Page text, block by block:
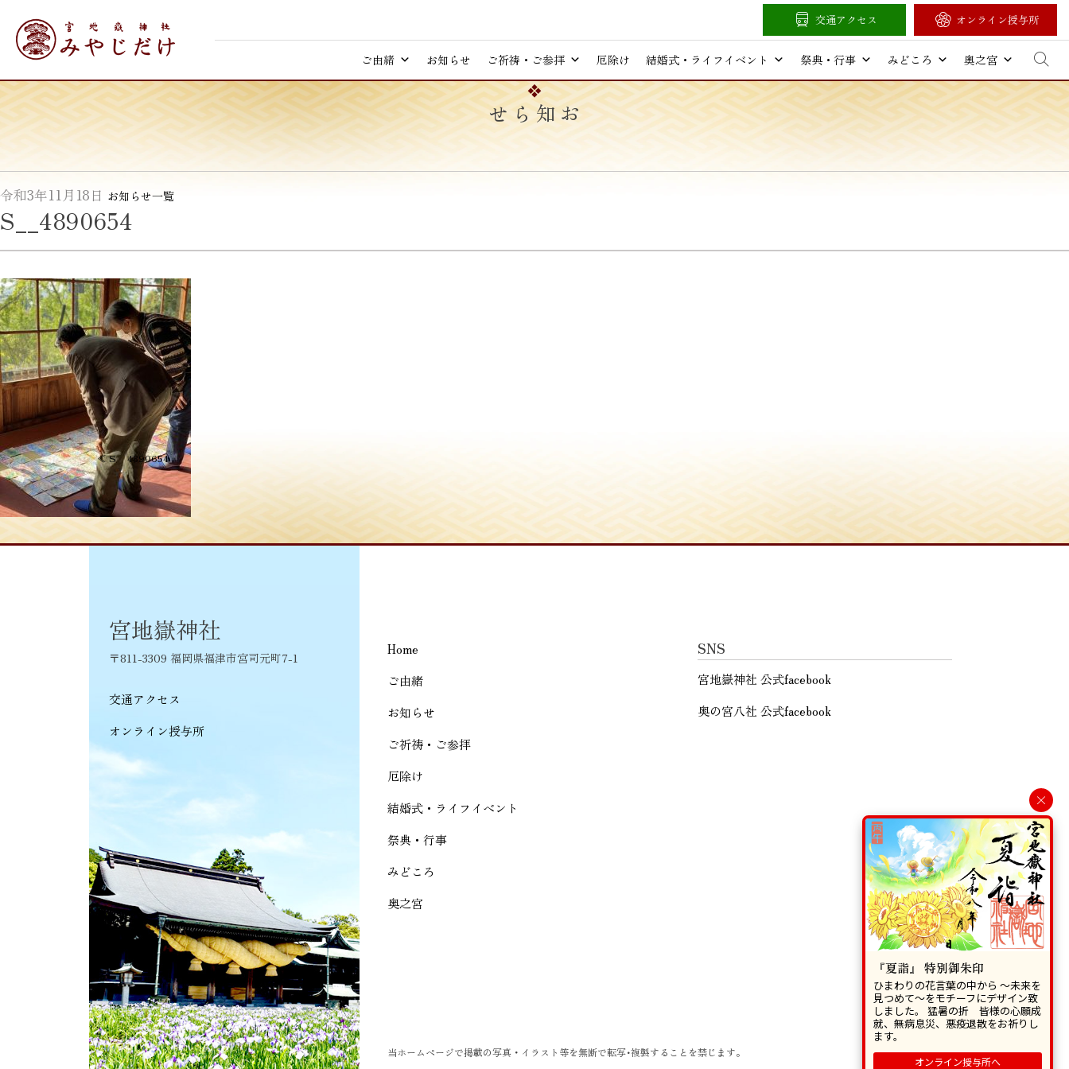
content
ご由緒 お知らせ ご祈祷・ご参拝 厄除け 結婚式・ライフイベント 祭典・行事 みどころ 奥之宮
交通アクセス オンライン授与所
お知らせ
令和3年11月18日 お知らせ一覧
S__4890654
投
稿
ナ
ビ
シ
ョ
ン
≪S__4890654
Home
ご由緒
お知らせ
ご祈祷・ご参拝
厄除け
結婚式・ライフイベント
祭典・行事
みどころ
奥之宮
SNS
宮地嶽神社 公式facebook
奥の宮八社 公式facebook
宮地嶽神社
〒811-3309 福岡県福津市宮司元町7-1
交通アクセス
オンライン授与所
当ホームページで掲載の写真・イラスト等を無断で転写･複製することを禁じます。
×
『夏詣』 特別御朱印
ひまわりの花言葉の中から 〜未来を
見つめて〜をモチーフにデザイン致
しました。 猛暑の折 皆様の心願成
就、無病息災、悪疫退散をお祈りし
ます。
オンライン授与所へ